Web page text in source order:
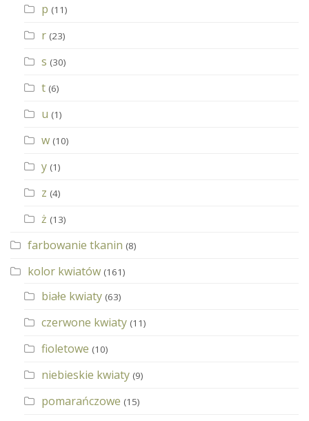
p (11)
r (23)
s (30)
t (6)
u (1)
w (10)
y (1)
z (4)
ż (13)
farbowanie tkanin (8)
kolor kwiatów (161)
białe kwiaty (63)
czerwone kwiaty (11)
fioletowe (10)
niebieskie kwiaty (9)
pomarańczowe (15)